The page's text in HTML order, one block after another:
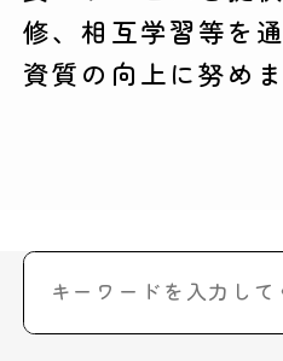
修、相互学習等を
資質の向上に努めま